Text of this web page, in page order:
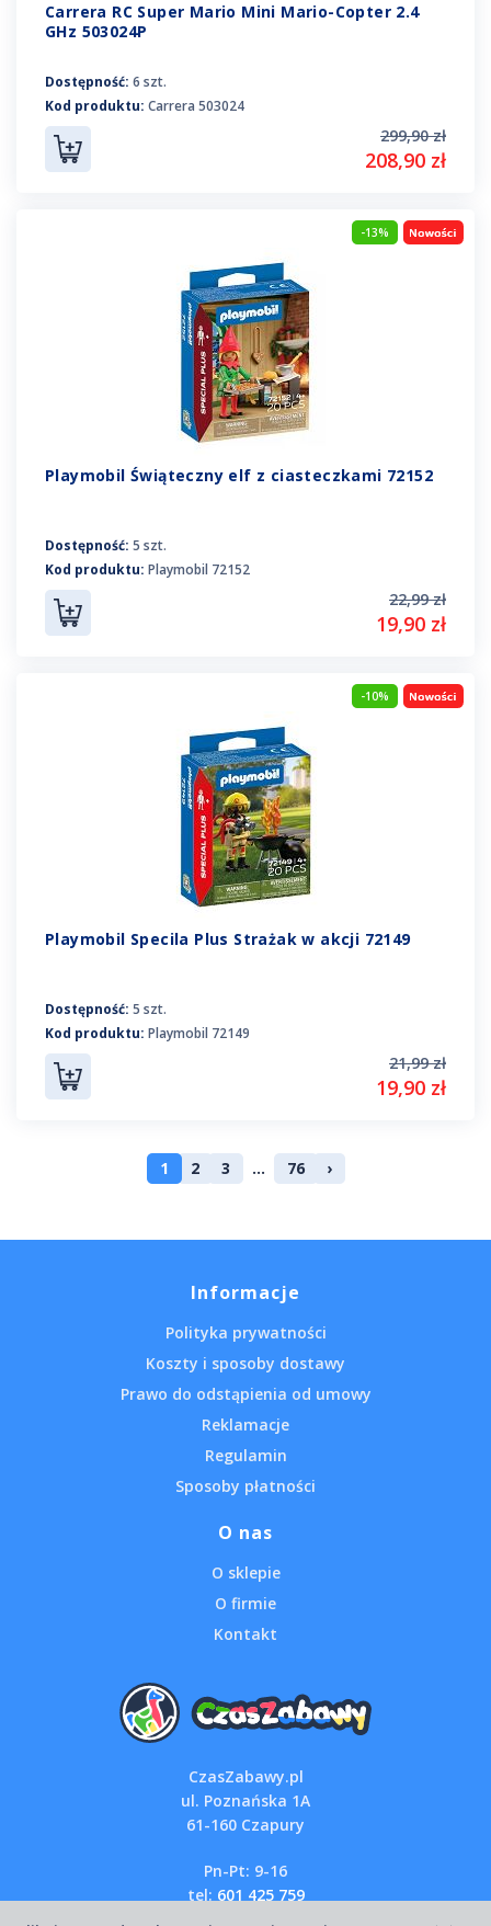
Carrera RC Super Mario Mini Mario-Copter 2.4
GHz 503024P
Dostępność: 6 szt.
Kod produktu: Carrera 503024
299,90 zł
208,90 zł
-13%
Playmobil Świąteczny elf z ciasteczkami 72152
Dostępność: 5 szt.
Kod produktu: Playmobil 72152
22,99 zł
19,90 zł
-10%
Playmobil Specila Plus Strażak w akcji 72149
Dostępność: 5 szt.
Kod produktu: Playmobil 72149
21,99 zł
19,90 zł
1 2 3 ... 76 ›
Informacje
Polityka prywatności
Koszty i sposoby dostawy
Prawo do odstąpienia od umowy
Reklamacje
Regulamin
Sposoby płatności
O nas
O sklepie
O firmie
Kontakt
CzasZabawy.pl
ul. Poznańska 1A
61-160 Czapury
Pn-Pt: 9-16
tel: 601 425 759